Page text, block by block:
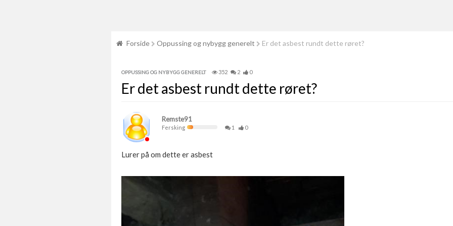
Forside Oppussing og nybygg generelt Er det asbest rundt dette røret?
OPPUSSING OG NYBYGG GENERELT 352 2 0
Er det asbest rundt dette røret?
Remste91
Fersking 1 0
Lurer på om dette er asbest